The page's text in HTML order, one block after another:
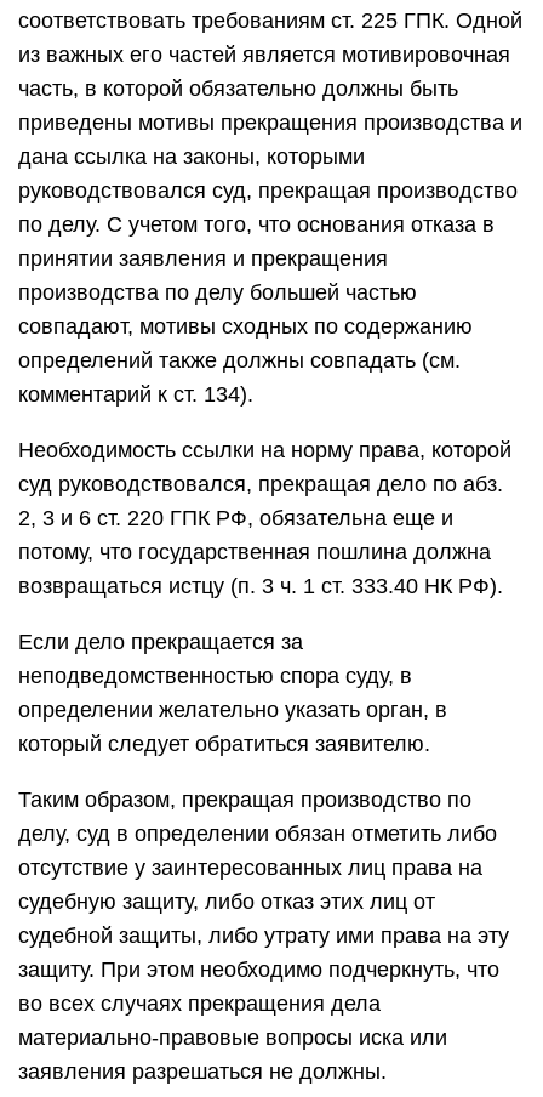
соответствовать требованиям ст. 225 ГПК. Одной
из важных его частей является мотивировочная
часть, в которой обязательно должны быть
приведены мотивы прекращения производства и
дана ссылка на законы, которыми
руководствовался суд, прекращая производство
по делу. С учетом того, что основания отказа в
принятии заявления и прекращения
производства по делу большей частью
совпадают, мотивы сходных по содержанию
определений также должны совпадать (см.
комментарий к ст. 134).
Необходимость ссылки на норму права, которой
суд руководствовался, прекращая дело по абз.
2, 3 и 6 ст. 220 ГПК РФ, обязательна еще и
потому, что государственная пошлина должна
возвращаться истцу (п. 3 ч. 1 ст. 333.40 НК РФ).
Если дело прекращается за
неподведомственностью спора суду, в
определении желательно указать орган, в
который следует обратиться заявителю.
Таким образом, прекращая производство по
делу, суд в определении обязан отметить либо
отсутствие у заинтересованных лиц права на
судебную защиту, либо отказ этих лиц от
судебной защиты, либо утрату ими права на эту
защиту. При этом необходимо подчеркнуть, что
во всех случаях прекращения дела
материально-правовые вопросы иска или
заявления разрешаться не должны.